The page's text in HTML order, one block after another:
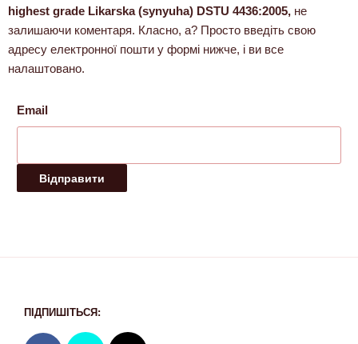
highest grade Likarska (synyuha) DSTU 4436:2005, не
залишаючи коментаря. Класно, а? Просто введіть свою
адресу електронної пошти у формі нижче, і ви все
налаштовано.
Email
ПІДПИШІТЬСЯ: